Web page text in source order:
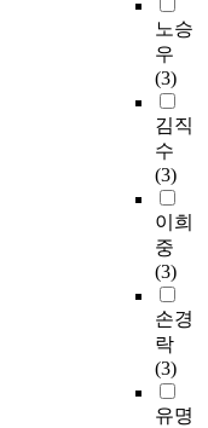
노승
우
(3)
김직
수
(3)
이희
중
(3)
손경
락
(3)
유명